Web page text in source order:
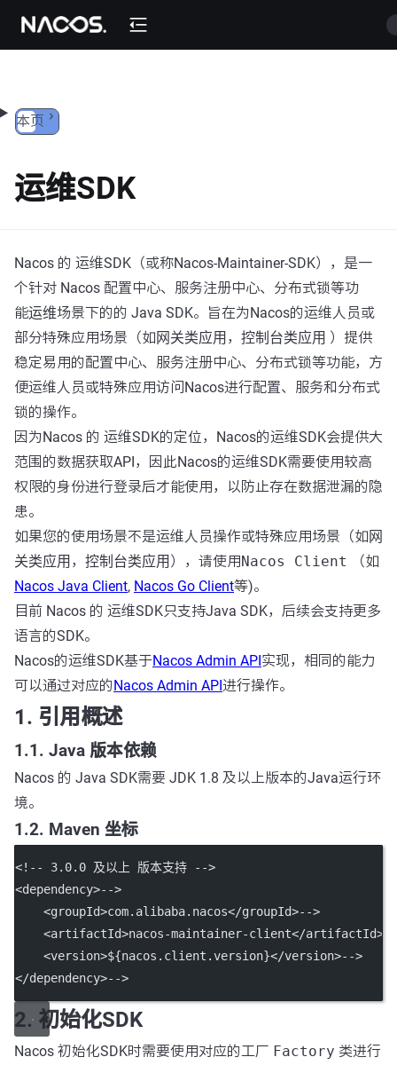
跳转到内容
本页
运维SDK
Nacos 的 运维SDK（或称Nacos-Maintainer-SDK），是一
个针对 Nacos 配置中心、服务注册中心、分布式锁等功
能运维场景下的的 Java SDK。旨在为Nacos的运维人员或
部分特殊应用场景（如网关类应用 ， 控制台类应用 ）提供
稳定易用的配置中心、服务注册中心、分布式锁等功能，方
便运维人员或特殊应用访问Nacos进行配置、服务和分布式
锁的操作。
因为Nacos 的 运维SDK的定位，Nacos的运维SDK会提供大
范围的数据获取API，因此Nacos的运维SDK需要使用较高
权限的身份进行登录后才能使用，以防止存在数据泄漏的隐
患。
如果您的使用场景不是运维人员操作或特殊应用场景（如网
关类应用 ， 控制台类应用 ），请使用Nacos Client
（如
Nacos Java Client, Nacos Go Client等)。
目前 Nacos 的 运维SDK只支持Java SDK，后续会支持更多
语言的SDK。
Nacos的运维SDK基于Nacos Admin API实现，相同的能力
可以通过对应的Nacos Admin API进行操作。
1. 引用概述
1.1. Java 版本依赖
Nacos 的 Java SDK需要 JDK 1.8 及以上版本的Java运行环
境。
1.2. Maven 坐标
<!-- 3.0.0 及以上 版本支持 -->
<dependency>-->
    <groupId>com.alibaba.nacos</groupId>-->
<artifactId>nacos-maintainer-client</
    <version>${nacos.client.version}</version>-->
</dependency>-->
2. 初始化SDK
Nacos 初始化SDK时需要使用对应的工厂 Factory 类进行